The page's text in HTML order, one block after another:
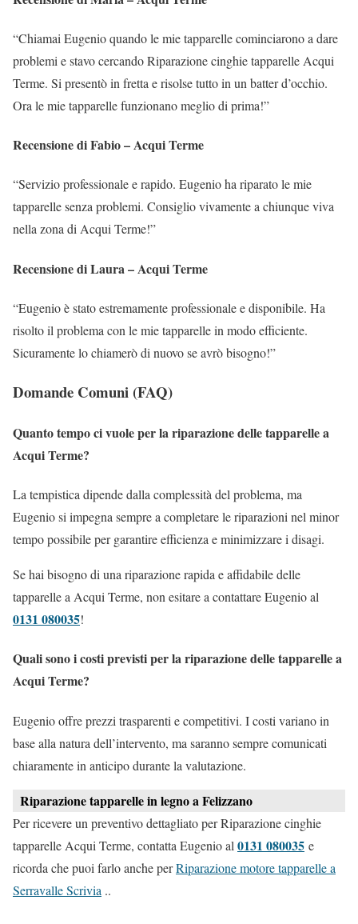
“Chiamai Eugenio quando le mie tapparelle cominciarono a dare
problemi e stavo cercando Riparazione cinghie tapparelle Acqui
Terme. Si presentò in fretta e risolse tutto in un batter d’occhio.
Ora le mie tapparelle funzionano meglio di prima!”
Recensione di Fabio – Acqui Terme
“Servizio professionale e rapido. Eugenio ha riparato le mie
tapparelle senza problemi. Consiglio vivamente a chiunque viva
nella zona di Acqui Terme!”
Recensione di Laura – Acqui Terme
“Eugenio è stato estremamente professionale e disponibile. Ha
risolto il problema con le mie tapparelle in modo efficiente.
Sicuramente lo chiamerò di nuovo se avrò bisogno!”
Domande Comuni (FAQ)
Quanto tempo ci vuole per la riparazione delle tapparelle a
Acqui Terme?
La tempistica dipende dalla complessità del problema, ma
Eugenio si impegna sempre a completare le riparazioni nel minor
tempo possibile per garantire efficienza e minimizzare i disagi.
Se hai bisogno di una riparazione rapida e affidabile delle
tapparelle a Acqui Terme, non esitare a contattare Eugenio al
0131 080035!
Quali sono i costi previsti per la riparazione delle tapparelle a
Acqui Terme?
Eugenio offre prezzi trasparenti e competitivi. I costi variano in
base alla natura dell’intervento, ma saranno sempre comunicati
chiaramente in anticipo durante la valutazione.
Riparazione tapparelle in legno a Felizzano
Per ricevere un preventivo dettagliato per Riparazione cinghie
tapparelle Acqui Terme, contatta Eugenio al 0131 080035 e
ricorda che puoi farlo anche perRiparazione motore tapparelle a
Serravalle Scrivia ..